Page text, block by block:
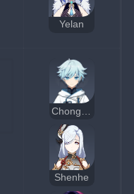
Yelan
Shenhe